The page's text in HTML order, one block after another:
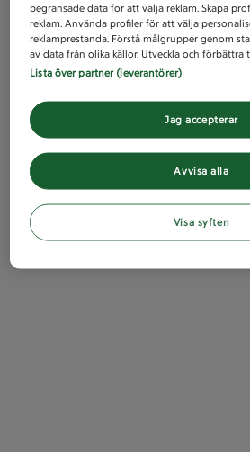
begränsade data för att välja reklam. Skapa
reklam. Använda profiler för att välja
reklamprestanda. Förstå målgrupper genom
av data från olika källor. Utveckla och förbättra
Lista över partner (leverantörer)
Avvisa alla
Jag accepterar
Visa syften